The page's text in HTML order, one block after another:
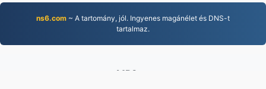
ns6.com ~ A tartomány, jól. Ingyenes magánélet és DNS-t
tartalmaz.
MP3.to